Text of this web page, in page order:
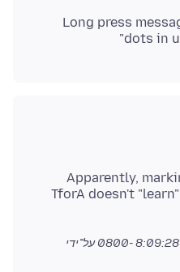
Long press
dots in
Apparently,
TforA doesn't
על־ידי